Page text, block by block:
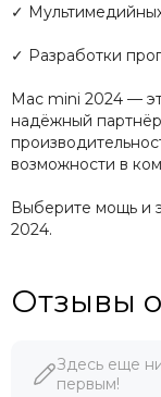
✓
✓ Разработки
Mac mini 2024 —
надёжный
возможности в
Выберите мощь и
2024.
Отзывы
Здесь еще
первым!